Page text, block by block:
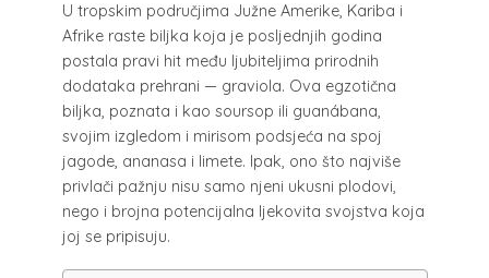
U tropskim područjima Južne Amerike, Kariba i
Afrike raste biljka koja je posljednjih godina
postala pravi hit među ljubiteljima prirodnih
dodataka prehrani — graviola. Ova egzotična
biljka, poznata i kao soursop ili guanábana,
svojim izgledom i mirisom podsjeća na spoj
jagode, ananasa i limete. Ipak, ono što najviše
privlači pažnju nisu samo njeni ukusni plodovi,
nego i brojna potencijalna ljekovita svojstva koja
joj se pripisuju.